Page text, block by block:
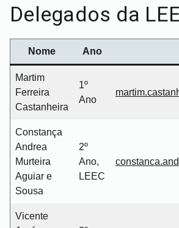
Delegados da
Nome Ano
Martim
Ferreira
Castanheira
1º
Ano
Constança
Andrea
Murteira
Aguiar e
Sousa
2º
Ano,
LEEC
Vicente